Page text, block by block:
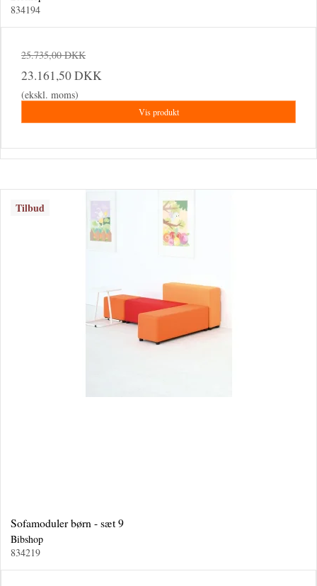
834194
25.735,00 DKK
23.161,50 DKK
(ekskl. moms)
Vis produkt
Tilbud
Sofamoduler børn - sæt 9
Bibshop
834219